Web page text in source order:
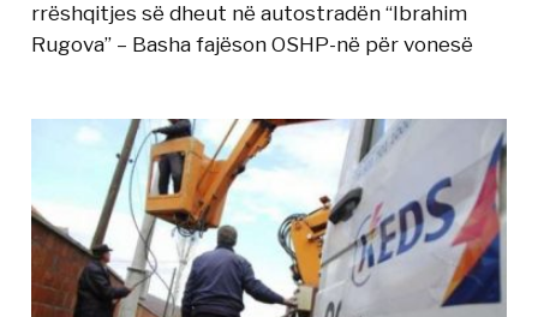
rrëshqitjes së dheut në autostradën “Ibrahim
Rugova” – Basha fajëson OSHP-në për vonesë